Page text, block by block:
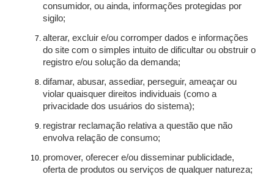
consumidor, ou ainda, informações protegidas por
sigilo;
alterar, excluir e/ou corromper dados e informações
do site com o simples intuito de dificultar ou obstruir o
registro e/ou solução da demanda;
difamar, abusar, assediar, perseguir, ameaçar ou
violar quaisquer direitos individuais (como a
privacidade dos usuários do sistema);
registrar reclamação relativa a questão que não
envolva relação de consumo;
promover, oferecer e/ou disseminar publicidade,
oferta de produtos ou serviços de qualquer natureza;